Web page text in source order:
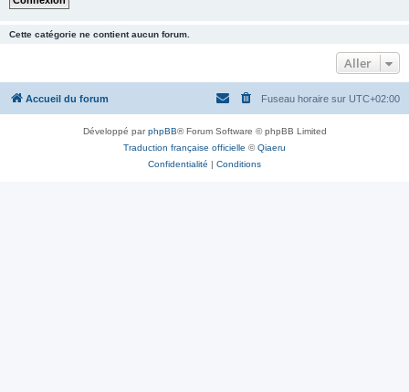
Cette catégorie ne contient aucun forum.
Aller
Accueil du forum Fuseau horaire sur UTC+02:00
Développé parphpBB® Forum Software © phpBB Limited
Traduction française officielle ©Qiaeru
Confidentialité | Conditions